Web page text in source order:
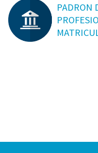
PADRON